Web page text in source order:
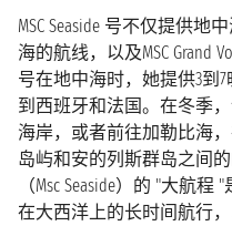
MSC Seaside 号不仅提供
海的航线，以及MSC Grand
号在地中海时，她提供3到
到西班牙和法国。在冬季
海岸，或者前往加勒比海
岛屿和安的列斯群岛之间
（Msc Seaside）的 "大航
在大西洋上的长时间航行